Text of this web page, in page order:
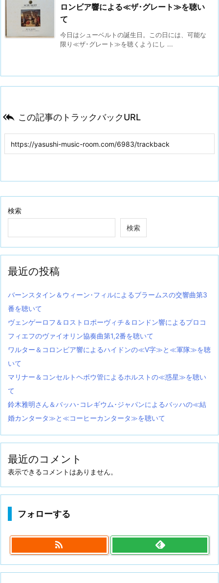
ロンビア響による≪ザ･グレート≫を聴い
て
今日はシューベルトの誕生日。この日には、可能な
限り≪ザ･グレート≫を聴くようにし ...
 この記事のトラックバックURL
検索
検索
最近の投稿
バーンスタイン＆ウィーン･フィルによるブラームスの交響曲第3
番を聴いて
ヴェンゲーロフ＆ロストロポーヴィチ＆ロンドン響によるプロコ
フィエフのヴァイオリン協奏曲第1,2番を聴いて
ワルター＆コロンビア響によるハイドンの≪V字≫と≪軍隊≫を聴
いて
マリナー＆コンセルトヘボウ管によるホルストの≪惑星≫を聴い
て
鈴木雅明さん＆バッハ･コレギウム･ジャパンによるバッハの≪結
婚カンタータ≫と≪コーヒーカンタータ≫を聴いて
最近のコメント
表示できるコメントはありません。
フォローする
